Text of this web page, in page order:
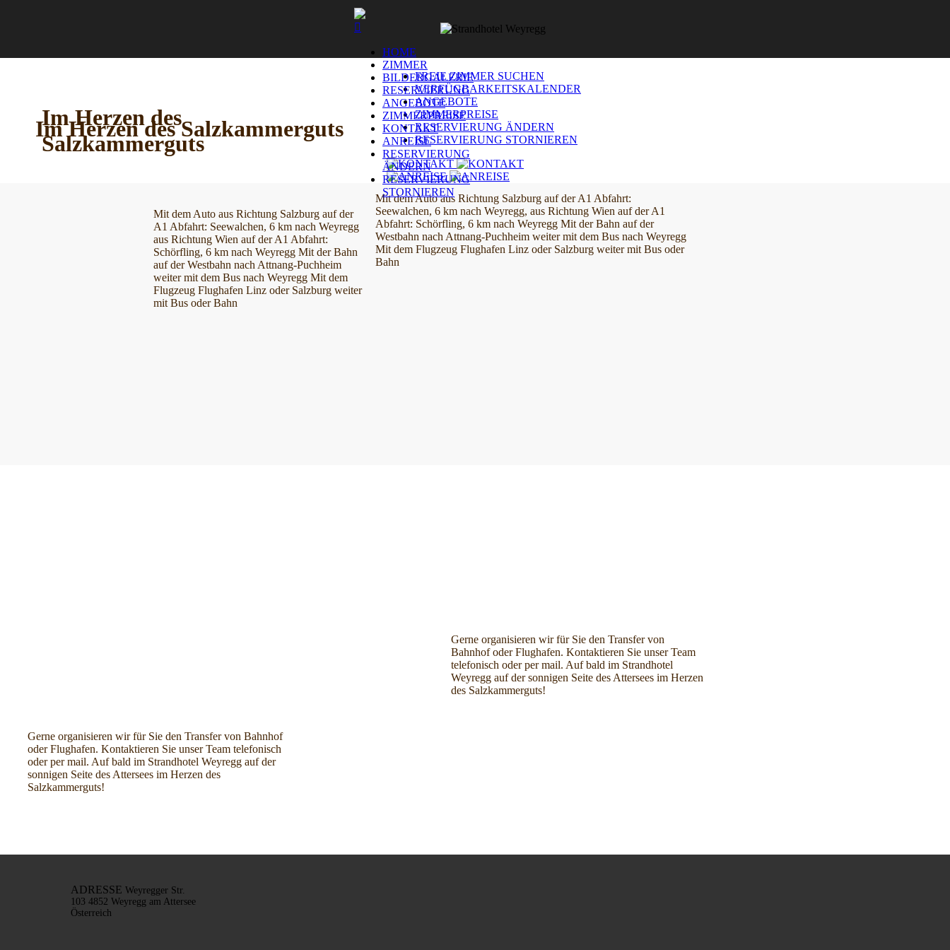
Im Herzen des Salzkammerguts
Mit dem Auto aus Richtung Salzburg auf der A1 Abfahrt:
Seewalchen, 6 km nach Weyregg, aus Richtung Wien auf der A1
Abfahrt: Schörfling, 6 km nach Weyregg Mit der Bahn auf der
Westbahn nach Attnang-Puchheim weiter mit dem Bus nach Weyregg
Mit dem Flugzeug Flughafen Linz oder Salzburg weiter mit Bus oder
Bahn
Gerne organisieren wir für Sie den Transfer von
Bahnhof oderFlughafen. Kontaktieren Sie unserTeam
telefonisch oder per mail. Auf bald im Strandhotel
Weyregg auf der sonnigen Seite des Attersees im Herzen
des Salzkammerguts!
ADRESSE Weyregger Str.
103 4852 Weyregg am Attersee
Österreich
Im Herzen des
Salzkammerguts
Gerne organisieren wir für Sie den Transfer von Bahnhof
oder Flughafen. Kontaktieren Sie unserTeam telefonisch
oder per mail. Auf bald im Strandhotel Weyregg auf der
sonnigen Seite des Attersees im Herzen des
Salzkammerguts!
Mit dem Auto aus Richtung Salzburg auf der
A1 Abfahrt: Seewalchen, 6 km nach Weyregg
aus Richtung Wien auf der A1 Abfahrt:
Schörfling, 6 km nach Weyregg Mit der Bahn
auf der Westbahn nach Attnang-Puchheim
weiter mit dem Bus nach Weyregg Mit dem
Flugzeug Flughafen Linz oder Salzburg weiter
mit Bus oder Bahn
FREIE ZIMMER SUCHEN
VERFÜGBARKEITSKALENDER
ANGEBOTE
ZIMMERPREISE
RESERVIERUNG ÄNDERN
RESERVIERUNG STORNIEREN
HOME
ZIMMER
BILDERGALERIE
RESERVIERUNG
ANGEBOTE
ZIMMERPREISE
KONTAKT
ANREISE
RESERVIERUNG
ÄNDERN
RESERVIERUNG
STORNIEREN